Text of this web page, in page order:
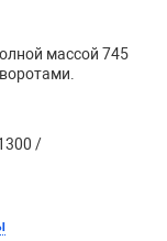
массой 745
/